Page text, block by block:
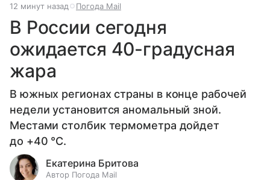
12 минут назад Погода Mail
В России сегодня
ожидается 40-градусная
жара
В южных регионах страны в конце рабочей
недели установится аномальный зной.
Местами столбик термометра дойдет
до +40 °С.
Екатерина Бритова
Автор Погода Mail